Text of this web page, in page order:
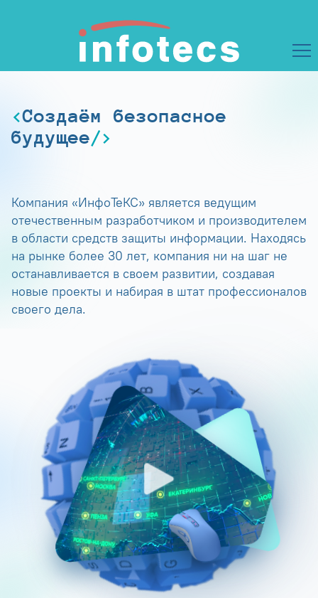
Создаём безопасное
будущее
Компания «ИнфоТеКС» является ведущим
отечественным разработчиком и производителем
в области средств защиты информации. Находясь
на рынке более 30 лет, компания ни на шаг не
останавливается в своем развитии, создавая
новые проекты и набирая в штат профессионалов
своего дела.